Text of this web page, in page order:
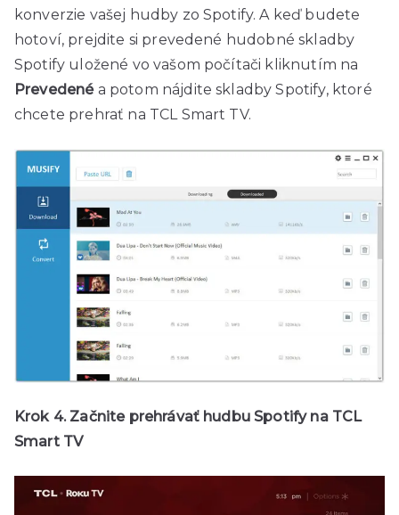
konverzie vašej hudby zo Spotify. A keď budete
hotoví, prejdite si prevedené hudobné skladby
Spotify uložené vo vašom počítači kliknutím na
Prevedenéa potom nájdite skladby Spotify, ktoré
chcete prehrať na TCL Smart TV.
Krok 4. Začnite prehrávať hudbu Spotify na TCL
Smart TV